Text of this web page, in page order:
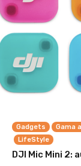
Gadgets Gama
LifeStyle
DJI Mic Mini 2: